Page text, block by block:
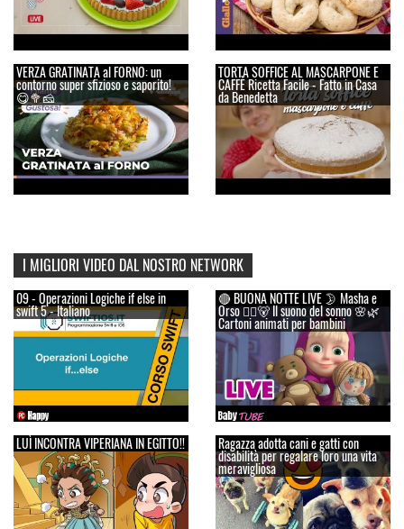
VERZA GRATINATA al FORNO: un
contorno super sfizioso e saporito!
😋🥦🧀
TORTA SOFFICE AL MASCARPONE E
CAFFÈ Ricetta Facile - Fatto in Casa
da Benedetta
I MIGLIORI VIDEO DAL NOSTRO NETWORK
09 - Operazioni Logiche if else in
swift 5 - Italiano
🔴 BUONA NOTTE LIVE 🌛 Masha e
Orso 👱‍♀️🐻 Il suono del sonno 🌸🌿
Cartoni animati per bambini
LUÌ INCONTRA VIPERIANA IN EGITTO!! Ragazza adotta cani e gatti con
disabilità per regalare loro una vita
meravigliosa